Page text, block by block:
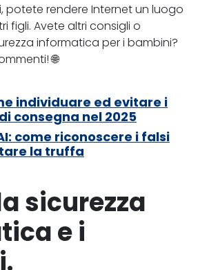
potete rendere Internet un luogo
figli. Avete altri consigli o
informatica per i bambini?
🌐
individuare ed evitare i
consegna nel 2025
come riconoscere i falsi
la truffa
sicurezza
e i